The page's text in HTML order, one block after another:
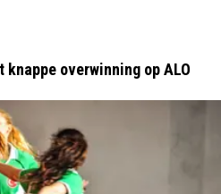
knappe overwinning op ALO